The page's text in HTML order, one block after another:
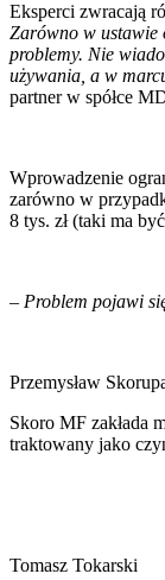
Eksperci zwracają
Zarówno w ustawie
problemy. Nie
używania, a w
partner w spółce
Wprowadzenie
zarówno w
8 tys. zł (taki ma
– Problem pojawi
Przemysław
Skoro MF zakłada
traktowany jako
Tomasz Tokarski